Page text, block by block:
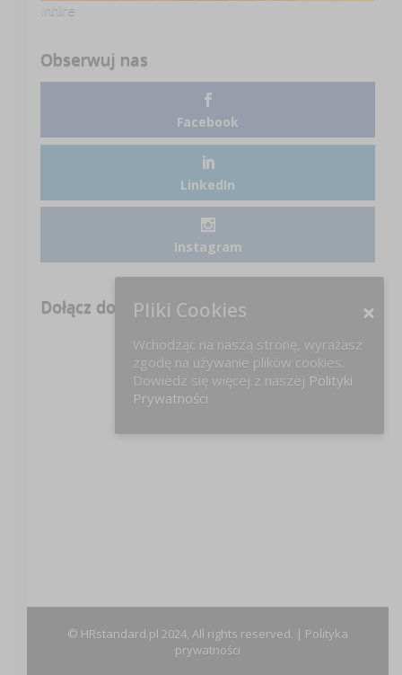
Inhire
Obserwuj nas
Facebook
LinkedIn
Instagram
Dołącz do nas na FB!
© HRstandard.pl 2024, All rights reserved. | Polityka
prywatności
Pliki Cookies
Wchodząc na naszą stronę, wyrażasz
zgodę na używanie plików cookies.
Dowiedz się więcej z naszej Polityki
Prywatności